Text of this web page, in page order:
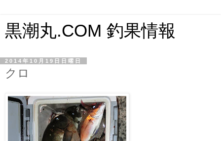
黒潮丸.COM 釣果情報
2014年10月19日日曜日
クロ